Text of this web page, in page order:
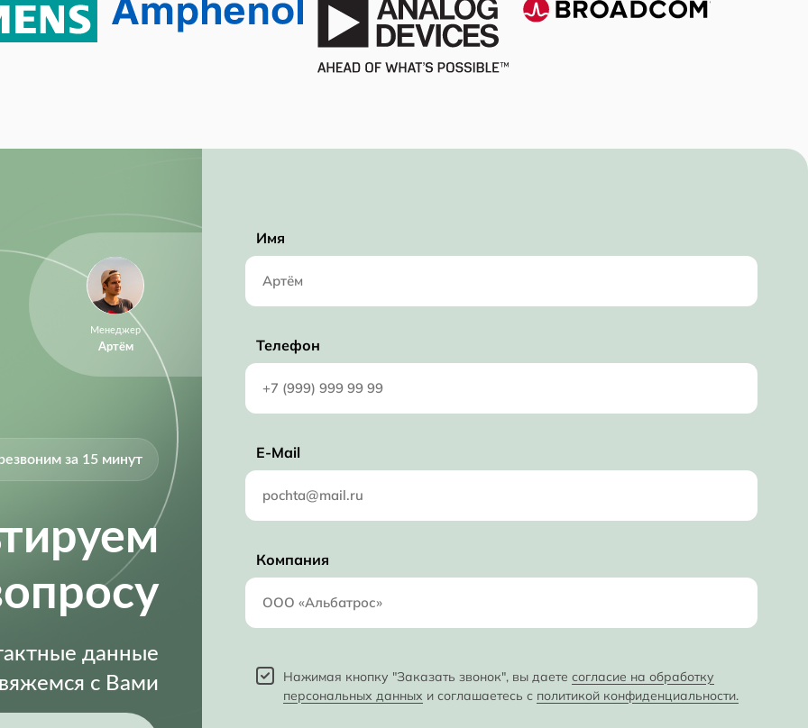
-40℃ ~ 125℃
No SVHC
2015/12/17
RoHS Compliant
1 Msps
1.3 mm
1.6 mm
Менеджер
Артём
за 15 минут
данные
с Вами
Имя
Телефон
E-Mail
Компания
Нажимая кнопку "Заказать звонок", вы даете согласие на обработку
персональных данных и соглашаетесь с политикой конфиденциальности.